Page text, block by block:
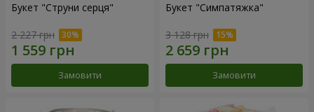
Букет "Струни серця"
2 227 грн
Замовити
Букет "Симпатяжка"
3 128 грн
Замовити